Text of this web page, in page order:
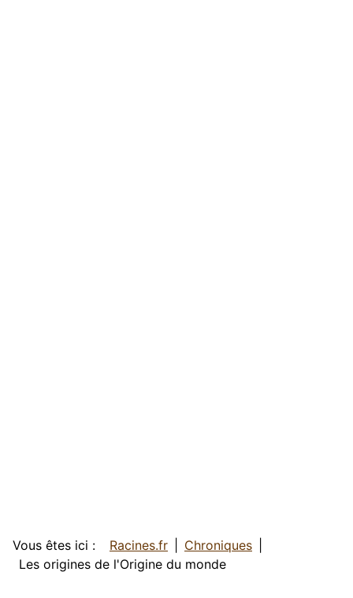
Vous êtes ici : Racines.fr
Chroniques
Les origines de l'Origine du monde